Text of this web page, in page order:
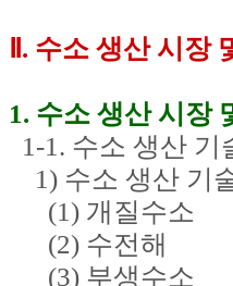
Ⅱ. 수소 생산 시장
1. 수소 생산 시장
1-1. 수소 생산
1) 수소 생산 기
(1) 개질수소
(2) 수전해
(3) 부생수소